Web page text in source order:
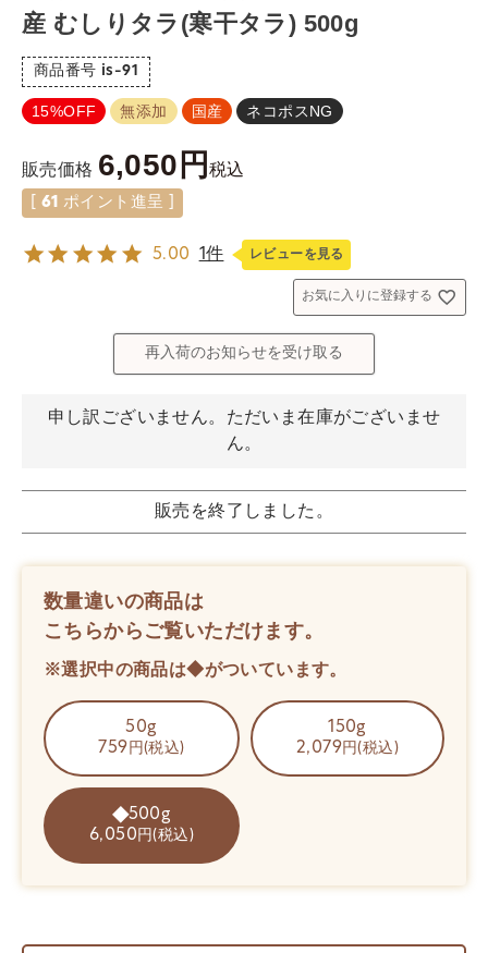
産 むしりタラ(寒干タラ) 500g
商品番号 is-91
15%OFF 無添加 国産 ネコポスNG
販売価格 6,050 税込
61 ポイント進呈 ]
5.00 1件 レビューを見る
お気に入りに登録する
再入荷のお知らせを受け取る
申し訳ございません。ただいま在庫がございませ
ん。
販売を終了しました。
数量違いの商品は
こちらからご覧いただけます。
※選択中の商品は◆がついています。
50g
759 円(税込)
150g
2,079円(税込)
500g
6,050 円(税込)